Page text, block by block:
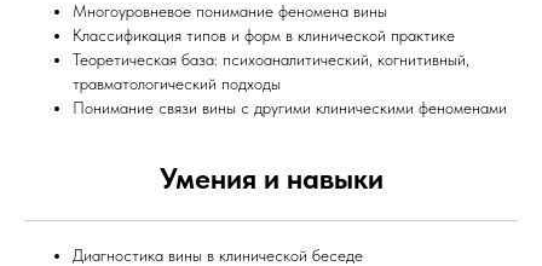
Многоуровневое понимание феномена вины
Классификация типов и форм в клинической практике
Теоретическая база: психоаналитический, когнитивный,
травматологический подходы
Понимание связи вины с другими клиническими феноменами
Умения и навыки
Диагностика вины в клинической беседе